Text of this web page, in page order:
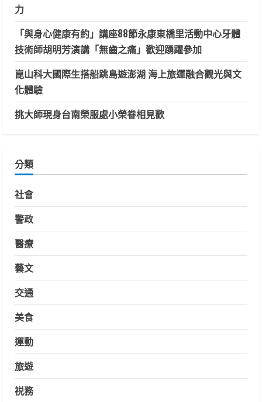
力
「與身心健康有約」講座88節永康東橋里活動中心牙體
技術師胡明芳演講「無齒之痛」歡迎踴躍參加
崑山科大國際生搭船跳島遊澎湖 海上旅運融合觀光與文
化體驗
挑大師現身台南榮服處小榮眷相見歡
分類
社會
警政
醫療
藝文
交通
美食
運動
旅遊
祱務